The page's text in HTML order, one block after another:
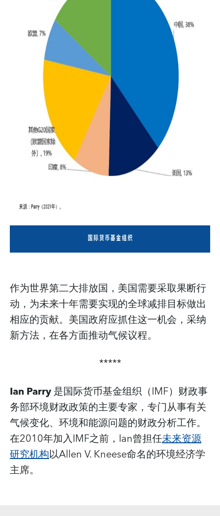
作为世界第二大排放国，美国需要采取果断行
动，为未来十年需要实现的全球减排目标做出
相应的贡献。美国政府应抓住这一机会，采纳
新方法，在各方面推动气候议程。
*****
Ian Parry是国际货币基金组织（IMF）财政事
务部环境财政政策的主要专家，专门从事有关
气候变化、环境和能源问题的财政分析工作。
在2010年加入IMF之前，Ian曾担任未来资源
研究机构以Allen V. Kneese命名的环境经济学
主席。